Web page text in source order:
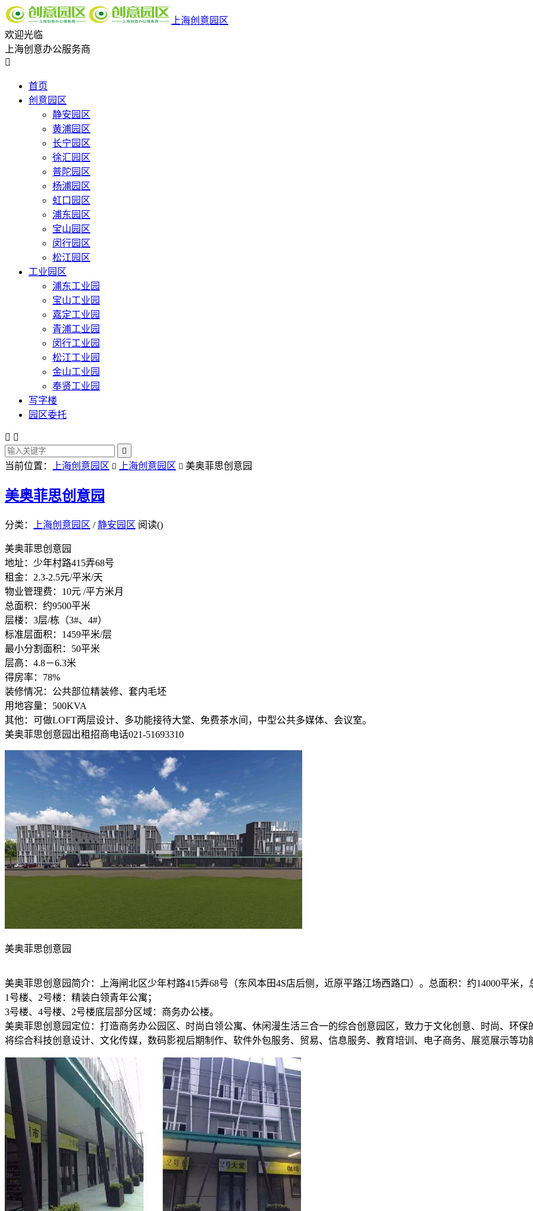
上海创意园区
欢迎光临
上海创意办公服务商

首页
创意园区
静安园区
黄浦园区
长宁园区
徐汇园区
普陀园区
杨浦园区
虹口园区
浦东园区
宝山园区
闵行园区
松江园区
工业园区
浦东工业园
宝山工业园
嘉定工业园
青浦工业园
闵行工业园
松江工业园
金山工业园
奉贤工业园
写字楼
园区委托
 

当前位置： 上海创意园区  上海创意园区  美奥菲思创意园
美奥菲思创意园
分类： 上海创意园区 /静安园区 阅读()
美奥菲思创意园
地址：少年村路415弄68号
租金：2.3-2.5元/平米/天
物业管理费：10元 /平方米月
总面积：约9500平米
层楼：3层/栋（3#、4#）
标准层面积：1459平米/层
最小分割面积：50平米
层高：4.8－6.3米
得房率：78%
装修情况：公共部位精装修、套内毛坯
用地容量：500KVA
其他：可做LOFT两层设计、多功能接待大堂、免费茶水间，中型公共多媒体、会议室。
美奥菲思创意园出租招商电话021-51693310
美奥菲思创意园
美奥菲思创意园简介：上海闸北区少年村路415弄68号（东风本田4S店后侧，近原平路江场西路口）。总面积：约14000平米，
1号楼、2号楼：精装白领青年公寓；
3号楼、4号楼、2号楼底层部分区域：商务办公楼。
美奥菲思创意园定位：打造商务办公园区、时尚白领公寓、休闲漫生活三合一的综合创意园区，致力于文化创意、时尚、环保
将综合科技创意设计、文化传媒，数码影视后期制作、软件外包服务、贸易、信息服务、教育培训、电子商务、展览展示等功